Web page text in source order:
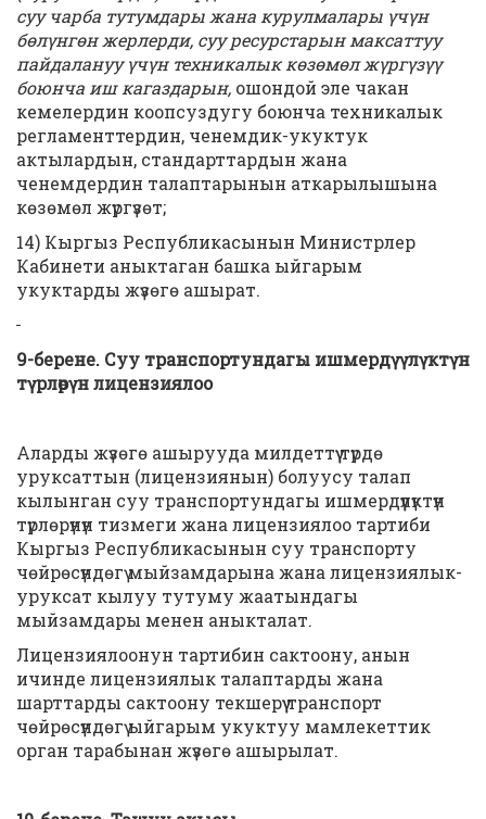
суу чарба тутумдары жана курулмалары үчүн
бөлүнгөн жерлерди, суу ресурстарын максаттуу
пайдалануу үчүн техникалык көзөмөл жүргүзүү
боюнча иш кагаздарын, ошондой эле чакан
кемелердин коопсуздугу боюнча техникалык
регламенттердин, ченемдик-укуктук
актылардын, стандарттардын жана
ченемдердин талаптарынын аткарылышына
көзөмөл жүргүзөт;
14) Кыргыз Республикасынын Министрлер
Кабинети аныктаган башка ыйгарым
укуктарды жүзөгө ашырат.
9-берене. Суу транспортундагы ишмердүүлүктүн
түрлөрүн лицензиялоо
Аларды жүзөгө ашырууда милдеттүү түрдө
уруксаттын (лицензиянын) болуусу талап
кылынган суу транспортундагы ишмердүүлүктүн
түрлөрүнүн тизмеги жана лицензиялоо тартиби
Кыргыз Республикасынын суу транспорту
чөйрөсүндөгү мыйзамдарына жана лицензиялык-
уруксат кылуу тутуму жаатындагы
мыйзамдары менен аныкталат.
Лицензиялоонун тартибин сактоону, анын
ичинде лицензиялык талаптарды жана
шарттарды сактоону текшерүү транспорт
чөйрөсүндөгү ыйгарым укуктуу мамлекеттик
орган тарабынан жүзөгө ашырылат.